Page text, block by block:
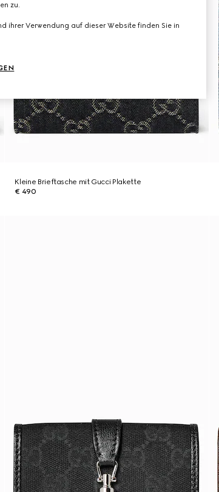
Kleine Brieftasche mit Gucci Plakette
€ 490
zu.
ihrer Verwendung auf dieser Website finden Sie in